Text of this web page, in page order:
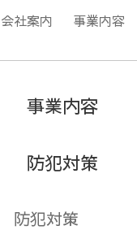
会社案内 事業内容
事業内容
防犯対策
防犯対策